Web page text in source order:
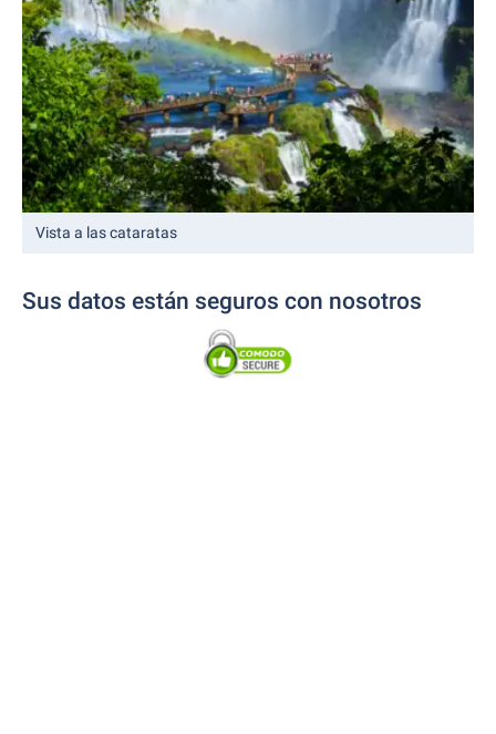
Vista a las cataratas
Sus datos están seguros con nosotros